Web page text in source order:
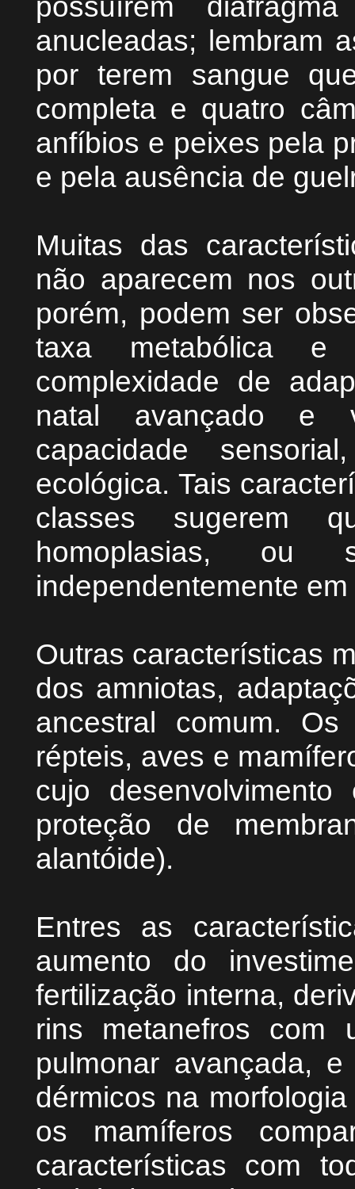
anucleadas; lembram
por terem sangue
completa e quatro
anfíbios e peixes pela
e pela ausência de
Muitas das
não aparecem nos
porém, podem ser
taxa metabólica
complexidade de
natal avançado e
capacidade
ecológica. Tais
classes sugerem
homoplasias, ou
independentemente
Outras características
dos amniotas,
ancestral comum.
répteis, aves e
cujo desenvolvimento
proteção de
alantóide).
Entres as
aumento do
fertilização interna,
rins metanefros com
pulmonar avançada,
dérmicos na
os mamíferos
características com